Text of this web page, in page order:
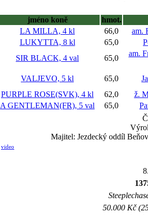
jméno koně
hmot.
LA MILLA, 4 kl 66,0
am.
LUKYTTA, 8 kl 65,0
SIR BLACK, 4 val 65,0
am.
VALJEVO, 5 kl 65,0
PURPLE ROSE(SVK), 4 kl 62,0
ž.
A GENTLEMAN(FR), 5 val 65,0
Majitel: Jezdecký oddíl
video
50.000 Kč